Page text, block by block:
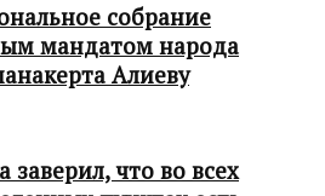
собрание
мандатом народа
Алиеву
что во всех